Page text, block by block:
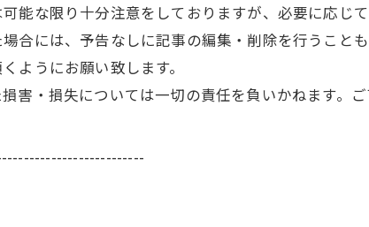
能な限り十分注意をしておりますが、必要に応じ
合には、予告なしに記事の編集・削除を行うことも
ようにお願い致します。
害・損失については一切の責任を負いかねます。ご